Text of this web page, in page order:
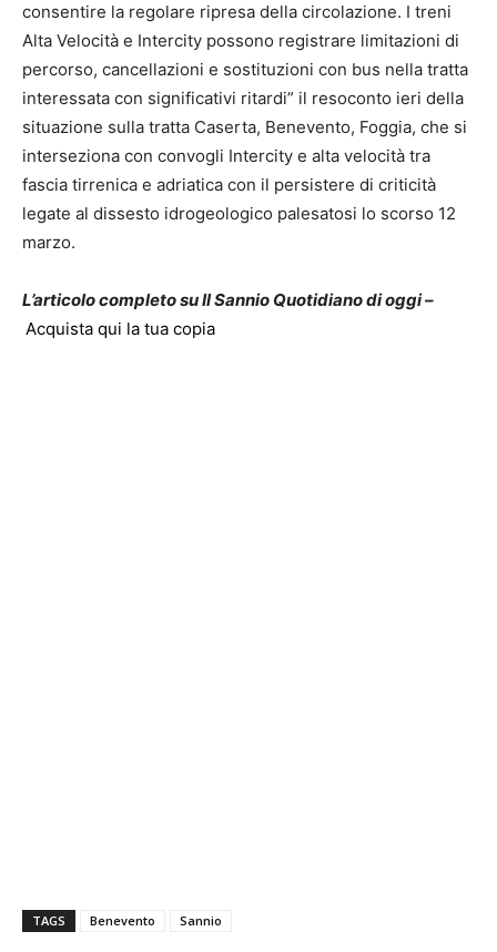
consentire la regolare ripresa della circolazione. I treni
Alta Velocità e Intercity possono registrare limitazioni di
percorso, cancellazioni e sostituzioni con bus nella tratta
interessata con significativi ritardi” il resoconto ieri della
situazione sulla tratta Caserta, Benevento, Foggia, che si
interseziona con convogli Intercity e alta velocità tra
fascia tirrenica e adriatica con il persistere di criticità
legate al dissesto idrogeologico palesatosi lo scorso 12
marzo.
L’articolo completo su Il Sannio Quotidiano di oggi –
Acquista qui la tua copia
TAGS Benevento Sannio